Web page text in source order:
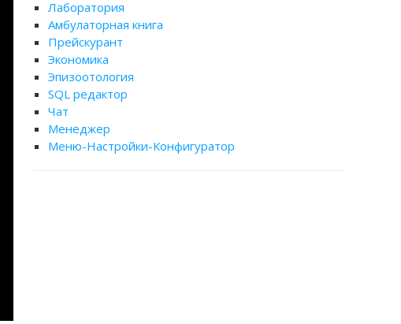
Лаборатория
Амбулаторная книга
Прейскурант
Экономика
Эпизоотология
SQL редактор
Чат
Менеджер
Меню-Настройки-Конфигуратор